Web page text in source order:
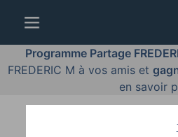
Programme Partage
FREDERIC M à vos amis et
en savoir
OFFRES
COSMÉTIQUES
PARFUMS
BODY